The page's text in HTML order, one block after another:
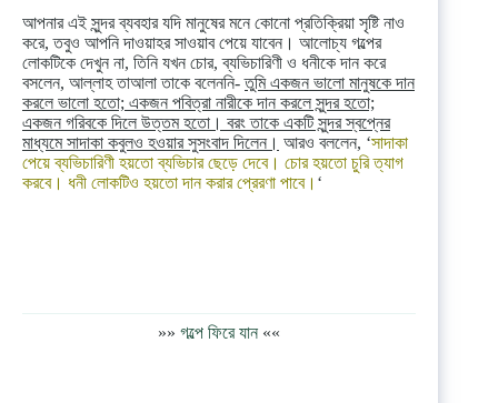
আপনার এই সুন্দর ব্যবহার যদি মানুষের মনে কোনো প্রতিক্রিয়া সৃষ্টি নাও
করে, তবুও আপনি দাওয়াহর সাওয়াব পেয়ে যাবেন। আলোচ্য গল্পের
লোকটিকে দেখুন না, তিনি যখন চোর, ব্যভিচারিণী ও ধনীকে দান করে
বসলেন, আল্লাহ তাআলা তাকে বলেননি-তুমি একজন ভালো মানুষকে দান
করলে ভালো হতো; একজন পবিত্রা নারীকে দান করলে সুন্দর হতো;
একজন গরিবকে দিলে উত্তম হতো। বরং তাকে একটি সুন্দর স্বপ্নের
মাধ্যমে সাদাকা কবুলও হওয়ার সুসংবাদ দিলেন। আরও বললেন, ‘সাদাকা
পেয়ে ব্যভিচারিণী হয়তো ব্যভিচার ছেড়ে দেবে। চোর হয়তো চুরি ত্যাগ
করবে। ধনী লোকটিও হয়তো দান করার প্রেরণা পাবে। ‘
»»গল্পে ফিরে যান ««